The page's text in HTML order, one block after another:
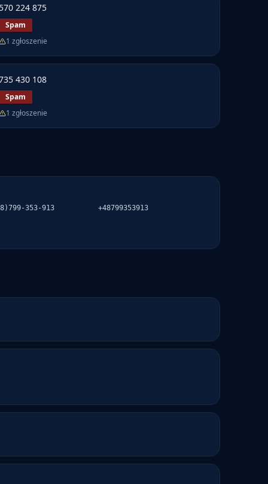
570 224 875
Spam
1 zgłoszenie
430 108
Spam
1 zgłoszenie
353-913 +48799353913